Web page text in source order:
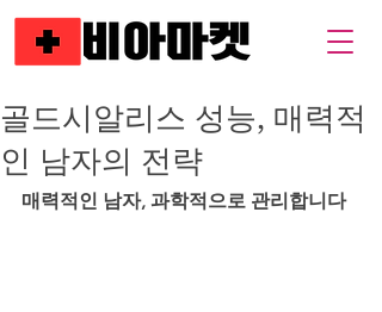
골드시알리스 성능, 매력적
인 남자의 전략
매력적인 남자, 과학적으로 관리합니다